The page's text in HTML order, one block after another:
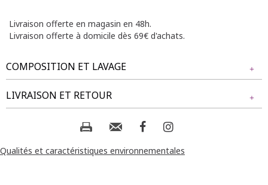
Livraison offerte en magasin en 48h.
Livraison offerte à domicile dès 69€ d'achats.
COMPOSITION ET LAVAGE
Tissu principal : 50% VISCOSE, 50% POLYESTER
Composition et lavage :
LIVRAISON ET RETOUR
NOS MODES DE LIVRAISON
Livraison Magasin :
Qualités et caractéristiques environnementales